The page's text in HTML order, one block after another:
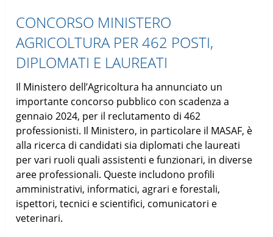
CONCORSO MINISTERO
AGRICOLTURA PER 462 POSTI,
DIPLOMATI E LAUREATI
Il Ministero dell’Agricoltura ha annunciato un
importante concorso pubblico con scadenza a
gennaio 2024, per il reclutamento di 462
professionisti. Il Ministero, in particolare il MASAF, è
alla ricerca di candidati sia diplomati che laureati
per vari ruoli quali assistenti e funzionari, in diverse
aree professionali. Queste includono profili
amministrativi, informatici, agrari e forestali,
ispettori, tecnici e scientifici, comunicatori e
veterinari.